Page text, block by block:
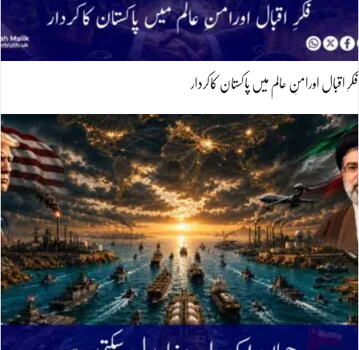
فکرِ اقبال اورامنِ عالم میں پاکستان کاکردار